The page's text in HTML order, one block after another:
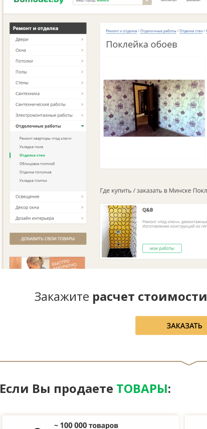
Закажите расчет стоимости
Если Вы продаете ТОВАРЫ: